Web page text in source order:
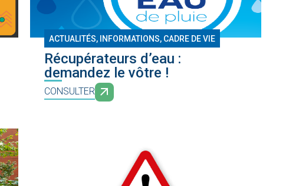
ACTUALITÉS, INFORMATIONS, CADRE DE VIE
Récupérateurs d’eau :
demandez le vôtre !
CONSULTER